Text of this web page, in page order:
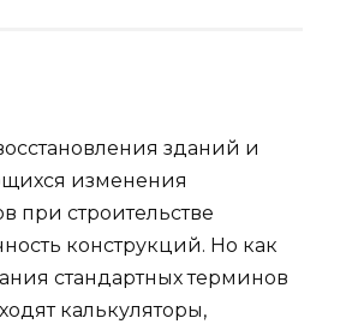
зданий и
изменения
строительстве
конструкций. Но как
стандартных терминов
калькуляторы,